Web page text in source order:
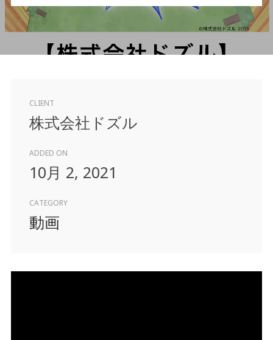
CLIENT
株式会社ドズル
ADDED ON
10月 2, 2021
CATEGORY
動画